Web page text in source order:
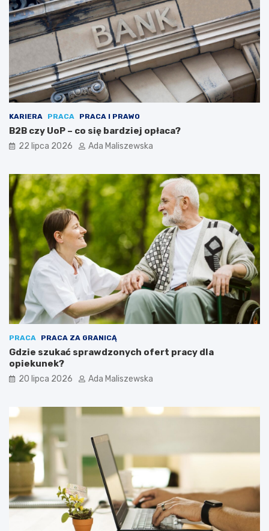
KARIERA PRACA PRACA I PRAWO
B2B czy UoP – co się bardziej opłaca?
22 lipca 2026 Ada Maliszewska
PRACA PRACA ZA GRANICĄ
Gdzie szukać sprawdzonych ofert pracy dla
opiekunek?
20 lipca 2026 Ada Maliszewska